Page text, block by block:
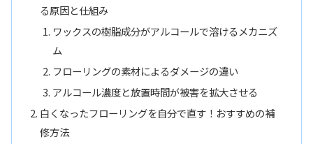
る原因と仕組み
ワックスの樹脂成分がアルコールで溶けるメカニズ
ム
フローリングの素材によるダメージの違い
アルコール濃度と放置時間が被害を拡大させる
白くなったフローリングを自分で直す！おすすめの補
修方法